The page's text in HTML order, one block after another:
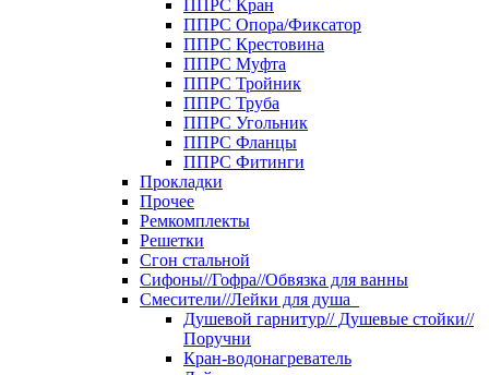
ППРС Кран
ППРС Опора/Фиксатор
ППРС Крестовина
ППРС Муфта
ППРС Тройник
ППРС Труба
ППРС Угольник
ППРС Фланцы
ППРС Фитинги
Прокладки
Прочее
Ремкомплекты
Решетки
Сгон стальной
Сифоны//Гофра//Обвязка для ванны
Смесители//Лейки для душа
Душевой гарнитур// Душевые стойки//
Поручни
Кран-водонагреватель